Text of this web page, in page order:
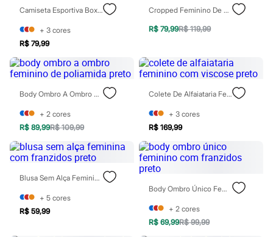
Blusas e Camisetas
Calças
Camisas
Casacos e Jaquetas
Jeans
Moda esportiva
Shorts e Bermudas
Todos os produtos
Infantil
Em alta
Arrumadinho para os meninos
Romântico para as meninas
Inverno
Novidades
Roupas menina
0 a 24 meses
4 a 12 anos
10 a 16 anos
0 a 24 meses
Camiseta Esportiva Box Fit Feminina Cropped Preto
+ 3 cores
R$ 79,99
Cropped Feminino De Poliamida Preto
R$ 79,99R$ 119,99
Body Ombro A Ombro Feminino De Poliamida Preto
+ 2 cores
R$ 89,99R$ 109,99
Colete De Alfaiataria Feminino Com Viscose Preto
+ 3 cores
R$ 169,99
Blusa Sem Alça Feminina Com Franzidos Preto
+ 5 cores
R$ 59,99
Body Ombro Único Feminino Com Franzidos Preto
+ 2 cores
R$ 69,99R$ 99,99